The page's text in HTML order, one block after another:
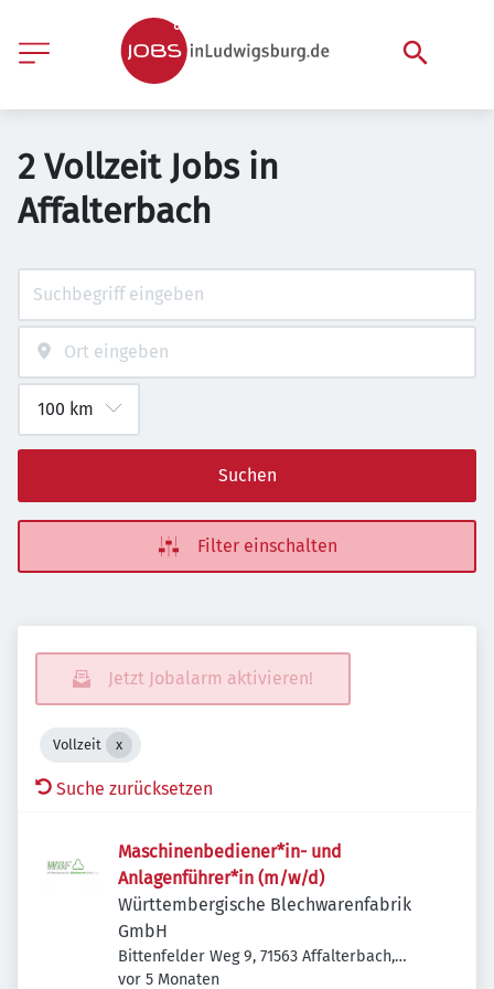
2 Vollzeit Jobs in
Affalterbach
Suchen
Filter einschalten
Jetzt Jobalarm aktivieren!
Vollzeit
Suche zurücksetzen
Maschinenbediener*in- und
Anlagenführer*in (m/w/d)
Württembergische Blechwarenfabrik
GmbH
Bittenfelder Weg 9, 71563 Affalterbach,
Deutschland
Veröffentlicht:
vor 5 Monaten